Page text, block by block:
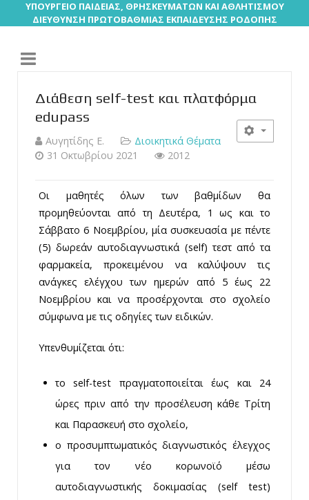
ΥΠΟΥΡΓΕΙΟ ΠΑΙΔΕΙΑΣ, ΘΡΗΣΚΕΥΜΑΤΩΝ ΚΑΙ ΑΘΛΗΤΙΣΜΟΥ
ΔΙΕΥΘΥΝΣΗ ΠΡΩΤΟΒΑΘΜΙΑΣ ΕΚΠΑΙΔΕΥΣΗΣ ΡΟΔΟΠΗΣ
Διάθεση self-test και πλατφόρμα
edupass
Αυγητίδης Ε.
Διοικητικά Θέματα
31 Οκτωβρίου 2021
2012
Οι μαθητές όλων των βαθμίδων θα
προμηθεύονται από τη Δευτέρα, 1 ως και το
Σάββατο 6 Νοεμβρίου, μία συσκευασία με πέντε
(5) δωρεάν αυτοδιαγνωστικά (self) τεστ από τα
φαρμακεία, προκειμένου να καλύψουν τις
ανάγκες ελέγχου των ημερών από 5 έως 22
Νοεμβρίου και να προσέρχονται στο σχολείο
σύμφωνα με τις οδηγίες των ειδικών.
Υπενθυμίζεται ότι:
το self-test πραγματοποιείται έως και 24
ώρες πριν από την προσέλευση κάθε Τρίτη
και Παρασκευή στο σχολείο,
ο προσυμπτωματικός διαγνωστικός έλεγχος
για τον νέο κορωνοϊό μέσω
αυτοδιαγνωστικής δοκιμασίας (self test)